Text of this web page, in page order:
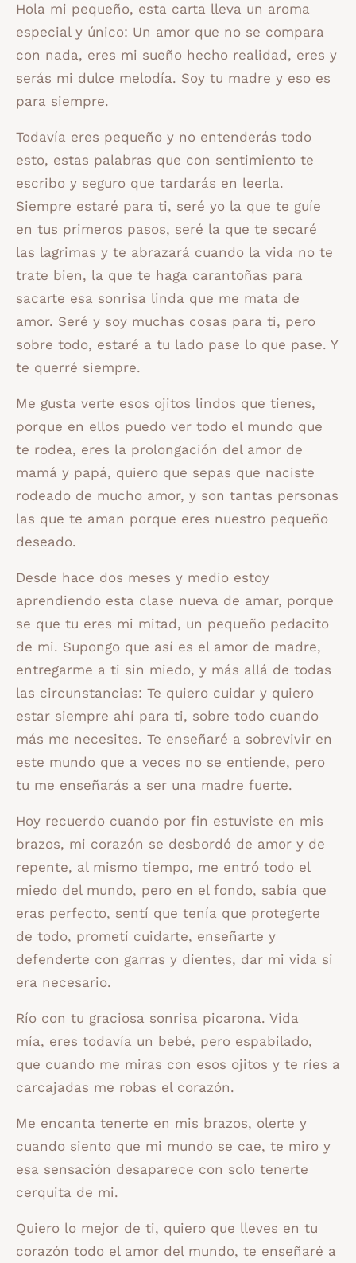
Hola mi pequeño, esta carta lleva un aroma
especial y único: Un amor que no se compara
con nada, eres mi sueño hecho realidad, eres y
serás mi dulce melodía. Soy tu madre y eso es
para siempre.
Todavía eres pequeño y no entenderás todo
esto, estas palabras que con sentimiento te
escribo y seguro que tardarás en leerla.
Siempre estaré para ti, seré yo la que te guíe
en tus primeros pasos, seré la que te secaré
las lagrimas y te abrazará cuando la vida no te
trate bien, la que te haga carantoñas para
sacarte esa sonrisa linda que me mata de
amor. Seré y soy muchas cosas para ti, pero
sobre todo, estaré a tu lado pase lo que pase. Y
te querré siempre.
Me gusta verte esos ojitos lindos que tienes,
porque en ellos puedo ver todo el mundo que
te rodea, eres la prolongación del amor de
mamá y papá, quiero que sepas que naciste
rodeado de mucho amor, y son tantas personas
las que te aman porque eres nuestro pequeño
deseado.
Desde hace dos meses y medio estoy
aprendiendo esta clase nueva de amar, porque
se que tu eres mi mitad, un pequeño pedacito
de mi. Supongo que así es el amor de madre,
entregarme a ti sin miedo, y más allá de todas
las circunstancias: Te quiero cuidar y quiero
estar siempre ahí para ti, sobre todo cuando
más me necesites. Te enseñaré a sobrevivir en
este mundo que a veces no se entiende, pero
tu me enseñarás a ser una madre fuerte.
Hoy recuerdo cuando por fin estuviste en mis
brazos, mi corazón se desbordó de amor y de
repente, al mismo tiempo, me entró todo el
miedo del mundo, pero en el fondo, sabía que
eras perfecto, sentí que tenía que protegerte
de todo, prometí cuidarte, enseñarte y
defenderte con garras y dientes, dar mi vida si
era necesario.
Río con tu graciosa sonrisa picarona. Vida
mía, eres todavía un bebé, pero espabilado,
que cuando me miras con esos ojitos y te ríes a
carcajadas me robas el corazón.
Me encanta tenerte en mis brazos, olerte y
cuando siento que mi mundo se cae, te miro y
esa sensación desaparece con solo tenerte
cerquita de mi.
Quiero lo mejor de ti, quiero que lleves en tu
corazón todo el amor del mundo, te enseñaré a